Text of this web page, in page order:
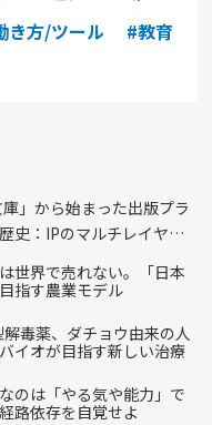
き方/ツール
#教育
庫」から始まった出版プラ
史：IPのマルチレイヤー
世界で売れない。「日本
指す農業モデル
毒薬、ダチョウ由来の人
イオが目指す新しい治療
のは「やる気や能力」で
路依存を自覚せよ